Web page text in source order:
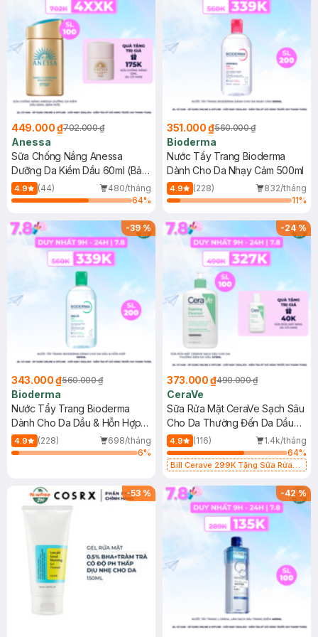
449.000 ₫702.000 ₫
Anessa
Sữa Chống Nắng Anessa
Dưỡng Da Kiềm Dầu 60ml (Bản
Mới)
4.9 (44)
480/tháng
64%
351.000 ₫560.000 ₫
Bioderma
Nước Tẩy Trang Bioderma
Dành Cho Da Nhạy Cảm 500ml
4.9 (228)
832/tháng
11%
-39%
343.000 ₫560.000 ₫
Bioderma
Nước Tẩy Trang Bioderma
Dành Cho Da Dầu & Hỗn Hợp
500ml
4.9 (228)
698/tháng
6%
-24%
373.000 ₫490.000 ₫
CeraVe
Sữa Rửa Mặt CeraVe Sạch Sâu
Cho Da Thường Đến Da Dầu
473ml
4.9 (116)
1.4k/tháng
64%
Bill Cerave 299K Tặng Sữa Rửa
-53 % -42%